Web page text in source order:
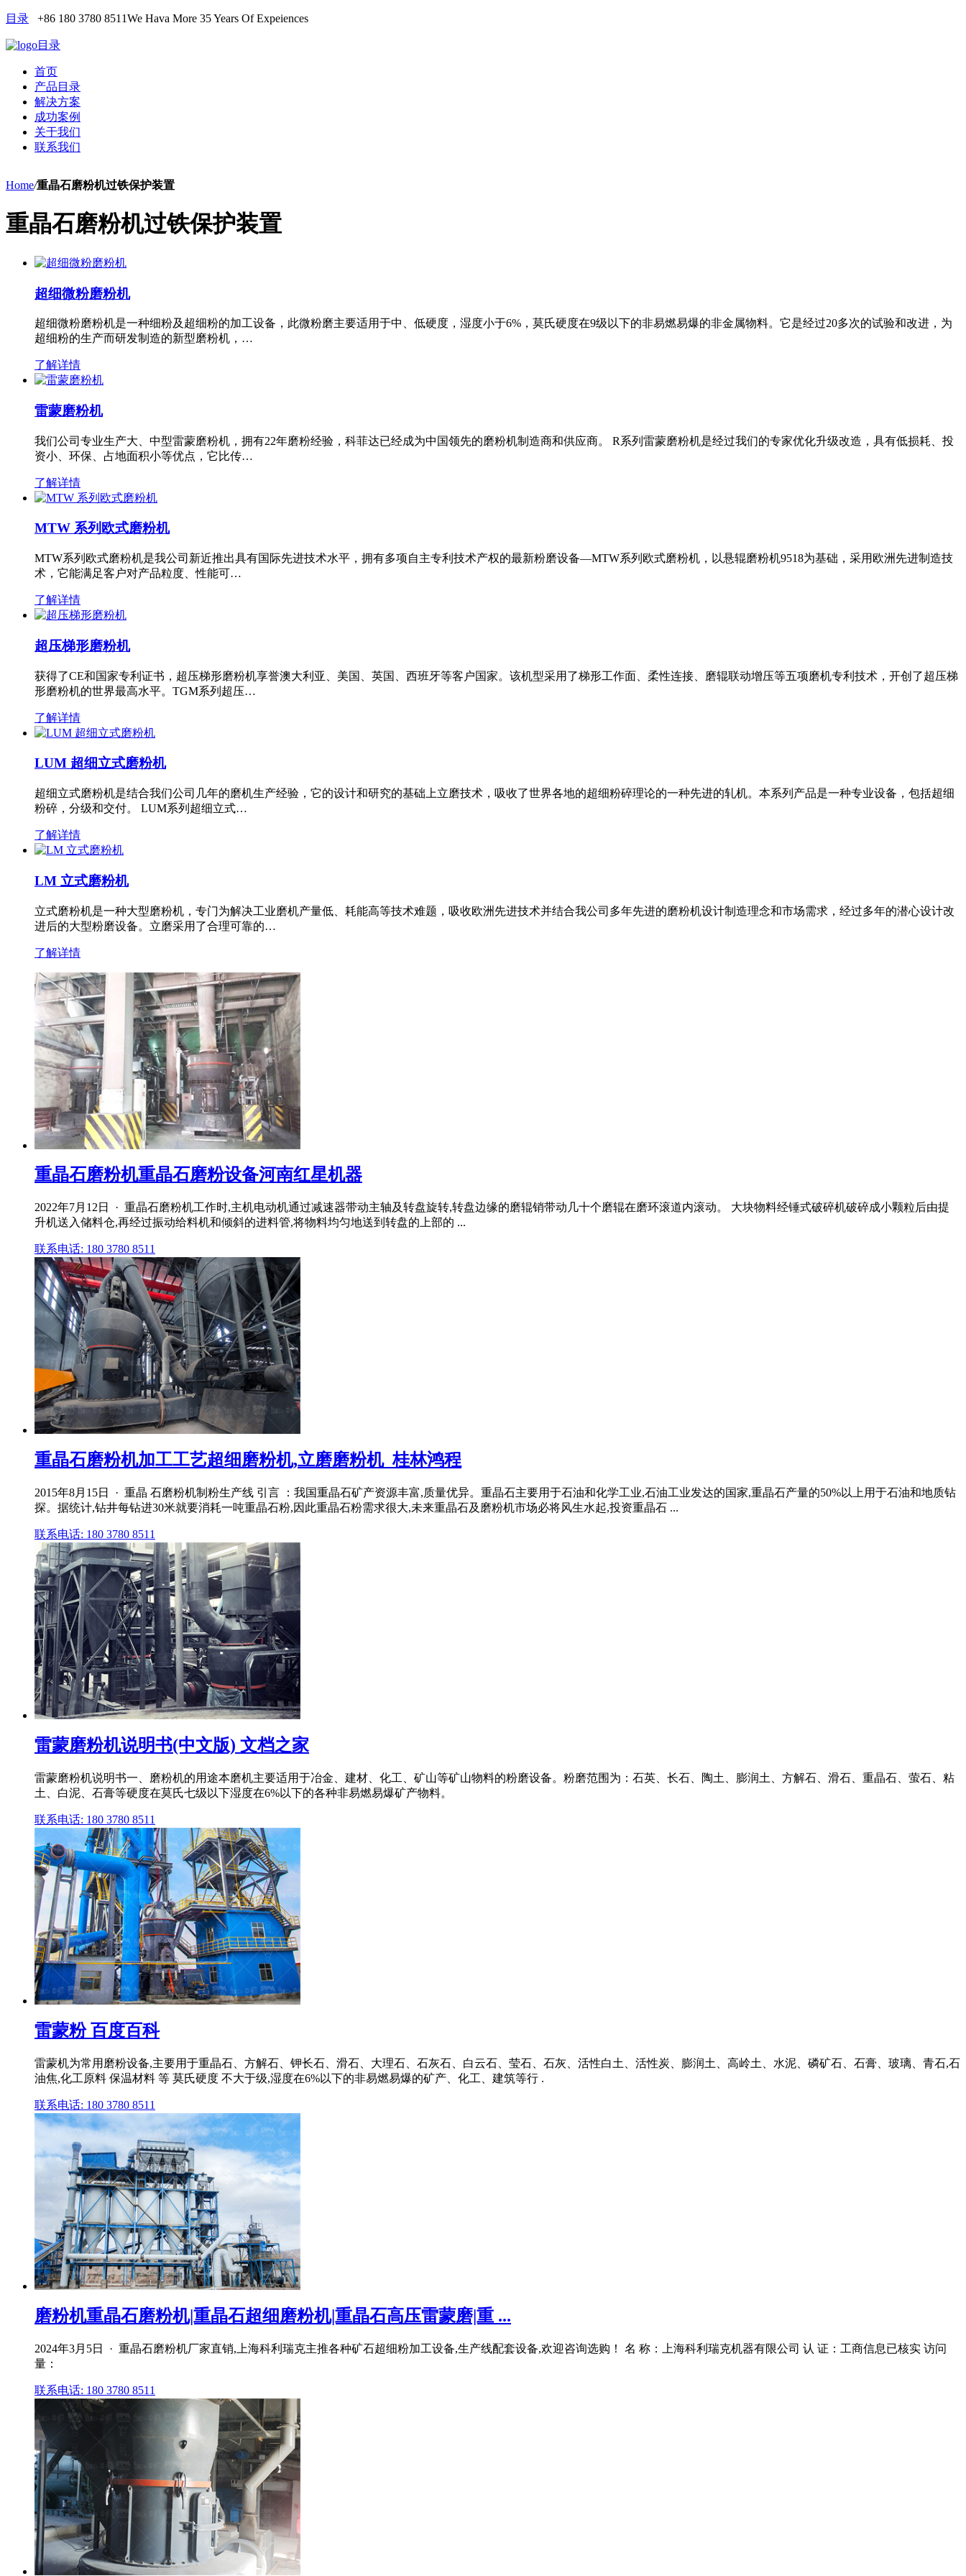
目录 +86 180 3780 8511We Hava More 35 Years Of Expeiences
目录
首页
产品目录
解决方案
成功案例
关于我们
联系我们
Home/重晶石磨粉机过铁保护装置
重晶石磨粉机过铁保护装置
超细微粉磨粉机
超细微粉磨粉机是一种细粉及超细粉的加工设备，此微粉磨主要适用于中、低硬度，湿度小于6%，莫氏硬度在9级以下的非易燃易爆的非金属物料。它是经过20多次的试验和改进，为
超细粉的生产而研发制造的新型磨粉机，…
了解详情
雷蒙磨粉机
我们公司专业生产大、中型雷蒙磨粉机，拥有22年磨粉经验，科菲达已经成为中国领先的磨粉机制造商和供应商。 R系列雷蒙磨粉机是经过我们的专家优化升级改造，具有低损耗、投
资小、环保、占地面积小等优点，它比传…
了解详情
MTW 系列欧式磨粉机
MTW系列欧式磨粉机是我公司新近推出具有国际先进技术水平，拥有多项自主专利技术产权的最新粉磨设备—MTW系列欧式磨粉机，以悬辊磨粉机9518为基础，采用欧洲先进制造技
术，它能满足客户对产品粒度、性能可…
了解详情
超压梯形磨粉机
获得了CE和国家专利证书，超压梯形磨粉机享誉澳大利亚、美国、英国、西班牙等客户国家。该机型采用了梯形工作面、柔性连接、磨辊联动增压等五项磨机专利技术，开创了超压梯
形磨粉机的世界最高水平。TGM系列超压…
了解详情
LUM 超细立式磨粉机
超细立式磨粉机是结合我们公司几年的磨机生产经验，它的设计和研究的基础上立磨技术，吸收了世界各地的超细粉碎理论的一种先进的轧机。本系列产品是一种专业设备，包括超细
粉碎，分级和交付。 LUM系列超细立式…
了解详情
LM 立式磨粉机
立式磨粉机是一种大型磨粉机，专门为解决工业磨机产量低、耗能高等技术难题，吸收欧洲先进技术并结合我公司多年先进的磨粉机设计制造理念和市场需求，经过多年的潜心设计改
进后的大型粉磨设备。立磨采用了合理可靠的…
了解详情
重晶石磨粉机重晶石磨粉设备河南红星机器
2022年7月12日 · 重晶石磨粉机工作时,主机电动机通过减速器带动主轴及转盘旋转,转盘边缘的磨辊销带动几十个磨辊在磨环滚道内滚动。 大块物料经锤式破碎机破碎成小颗粒后由提
升机送入储料仓,再经过振动给料机和倾斜的进料管,将物料均匀地送到转盘的上部的 ...
联系电话: 180 3780 8511
重晶石磨粉机加工工艺超细磨粉机,立磨磨粉机_桂林鸿程
2015年8月15日 · 重晶 石磨粉机制粉生产线 引言 ：我国重晶石矿产资源丰富,质量优异。重晶石主要用于石油和化学工业,石油工业发达的国家,重晶石产量的50%以上用于石油和地质钻
探。据统计,钻井每钻进30米就要消耗一吨重晶石粉,因此重晶石粉需求很大,未来重晶石及磨粉机市场必将风生水起,投资重晶石 ...
联系电话: 180 3780 8511
雷蒙磨粉机说明书(中文版) 文档之家
雷蒙磨粉机说明书一、磨粉机的用途本磨机主要适用于冶金、建材、化工、矿山等矿山物料的粉磨设备。粉磨范围为：石英、长石、陶土、膨润土、方解石、滑石、重晶石、萤石、粘
土、白泥、石膏等硬度在莫氏七级以下湿度在6%以下的各种非易燃易爆矿产物料。
联系电话: 180 3780 8511
雷蒙粉 百度百科
雷蒙机为常用磨粉设备,主要用于重晶石、方解石、钾长石、滑石、大理石、石灰石、白云石、莹石、石灰、活性白土、活性炭、膨润土、高岭土、水泥、磷矿石、石膏、玻璃、青石,石
油焦,化工原料 保温材料 等 莫氏硬度 不大于级,湿度在6%以下的非易燃易爆的矿产、化工、建筑等行 .
联系电话: 180 3780 8511
磨粉机重晶石磨粉机|重晶石超细磨粉机|重晶石高压雷蒙磨|重 ...
2024年3月5日 · 重晶石磨粉机厂家直销,上海科利瑞克主推各种矿石超细粉加工设备,生产线配套设备,欢迎咨询选购！ 名 称：上海科利瑞克机器有限公司 认 证：工商信息已核实 访问
量：
联系电话: 180 3780 8511